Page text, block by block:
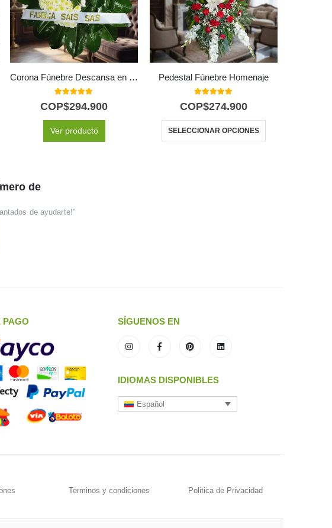
Corona Fúnebre Descansa en Paz
5.00
COP$294.900
Ver producto
Pedestal Fúnebre Homenaje
5.00
COP$274.900
SELECCIONAR OPCIONES
de
de ayudarte!"
PAGO SÍGUENOS EN
IDIOMAS DISPONIBLES
Español
Terminos y condiciones Politica de Privacidad